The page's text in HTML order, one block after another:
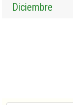
Diciembre